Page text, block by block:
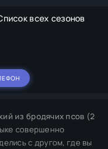
всех сезонов
из бродячих псов (2
совершенно
с другом, где вы